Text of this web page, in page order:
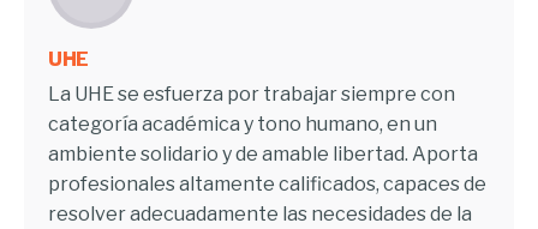
UHE
La UHE se esfuerza por trabajar siempre con
categoría académica y tono humano, en un
ambiente solidario y de amable libertad. Aporta
profesionales altamente calificados, capaces de
resolver adecuadamente las necesidades de la